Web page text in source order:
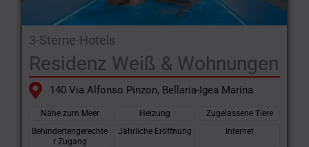
3-Sterne-Hotels
Residenz Weiß & Wohnungen
140 Via Alfonso Pinzon, Bellaria-Igea Marina
Nähe zum Meer Heizung
Zugelassene Tiere
Behindertengerechte
r Zugang
Jährliche Eröffnung Internet